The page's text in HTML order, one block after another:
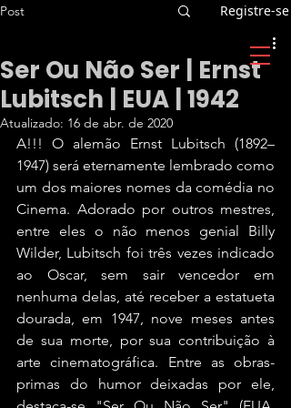
Post Registre-se
Ser Ou Não Ser | Ernst
Lubitsch | EUA | 1942
Atualizado: 16 de abr. de 2020
A!!! O alemão Ernst Lubitsch (1892–
1947) será eternamente lembrado como
um dos maiores nomes da comédia no
Cinema. Adorado por outros mestres,
entre eles o não menos genial Billy
Wilder, Lubitsch foi três vezes indicado
ao Oscar, sem sair vencedor em
nenhuma delas, até receber a estatueta
dourada, em 1947, nove meses antes
de sua morte, por sua contribuição à
arte cinematográfica. Entre as obras-
primas do humor deixadas por ele,